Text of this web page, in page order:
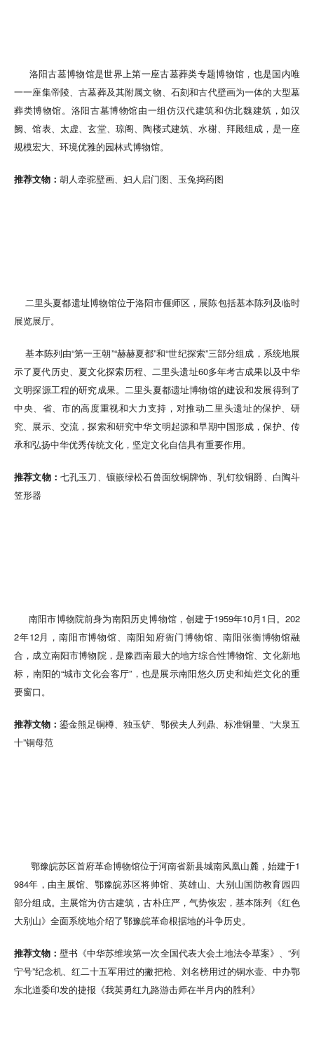
洛阳古墓博物馆是世界上第一座古墓葬类专题博物馆，也是国内唯
一一座集帝陵、古墓葬及其附属文物、石刻和古代壁画为一体的大型墓
葬类博物馆。洛阳古墓博物馆由一组仿汉代建筑和仿北魏建筑，如汉
阙、馆表、太虚、玄堂、琼阁、陶楼式建筑、水榭、拜殿组成，是一座
规模宏大、环境优雅的园林式博物馆。
推荐文物： 胡人牵驼壁画、妇人启门图、玉兔捣药图
二里头夏都遗址博物馆位于洛阳市偃师区，展陈包括基本陈列及临时
展览展厅。
基本陈列由“第一王朝”“赫赫夏都”和“世纪探索”三部分组成，系统地展
示了夏代历史、夏文化探索历程、二里头遗址60多年考古成果以及中华
文明探源工程的研究成果。二里头夏都遗址博物馆的建设和发展得到了
中央、省、市的高度重视和大力支持，对推动二里头遗址的保护、研
究、展示、交流，探索和研究中华文明起源和早期中国形成，保护、传
承和弘扬中华优秀传统文化，坚定文化自信具有重要作用。
推荐文物： 七孔玉刀、镶嵌绿松石兽面纹铜牌饰、乳钉纹铜爵、白陶斗
笠形器
南阳市博物院前身为南阳历史博物馆，创建于1959年10月1日。202
2年12月，南阳市博物馆、南阳知府衙门博物馆、南阳张衡博物馆融
合，成立南阳市博物院，是豫西南最大的地方综合性博物馆、文化新地
标，南阳的“城市文化会客厅”，也是展示南阳悠久历史和灿烂文化的重
要窗口。
推荐文物：鎏金熊足铜樽、独玉铲、鄂侯夫人列鼎、标准铜量、“大泉五
十”铜母范
鄂豫皖苏区首府革命博物馆位于河南省新县城南凤凰山麓，始建于1
984年，由主展馆、鄂豫皖苏区将帅馆、英雄山、大别山国防教育园四
部分组成。主展馆为仿古建筑，古朴庄严，气势恢宏，基本陈列《红色
大别山》全面系统地介绍了鄂豫皖革命根据地的斗争历史。
推荐文物：壁书《中华苏维埃第一次全国代表大会土地法令草案》、“列
宁号”纪念机、红二十五军用过的撇把枪、刘名榜用过的铜水壶、中办鄂
东北道委印发的捷报《我英勇红九路游击师在半月内的胜利》